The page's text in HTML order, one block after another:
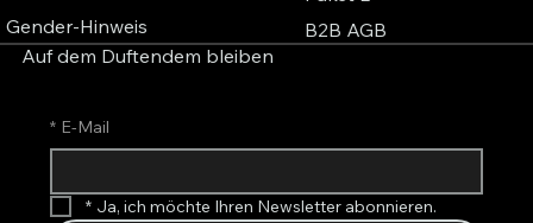
Gender-Hinweis
B2B AGB
Auf dem Duftendem bleiben
* E-Mail
* Ja, ich möchte Ihren Newsletter abonnieren.